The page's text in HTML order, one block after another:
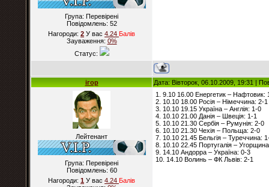
Група: Перевірені
Повідомлень: 52
Нагороди: 2 У вас 4.24 Балiв
Зауваження: 0%
Статус:
ігор Дата: Вівторок, 06.10.2009, 19:31 |
Лейтенант
Група: Перевірені
Повідомлень: 60
Нагороди: 1 У вас 4.24 Балiв
1. 9.10 16.00 Енергетик – Нафтовик:
2. 10.10 18.00 Росія – Німеччина: 2-1
3. 10.10 19.15 Україна – Англія: 1-0
4. 10.10 21.00 Данія – Швеція: 1-1
5. 10.10 21.30 Сербія – Румунія: 2-0
6. 10.10 21.30 Чехія – Польща: 2-0
7. 10.10 21.45 Бельгія – Туреччина:
8. 10.10 22.45 Португалія –
9. 14.10 Андорра – Україна: 0-3
10. 14.10 Волинь – ФК Львів: 2-1